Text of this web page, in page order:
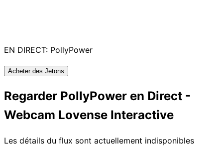
EN DIRECT: PollyPower
Acheter des Jetons
Regarder PollyPower en Direct -
Webcam Lovense Interactive
Les détails du flux sont actuellement indisponibles